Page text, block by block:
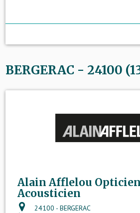
BERGERAC - 24100
Alain Afflelou
Acousticien
24100 - BERGERAC